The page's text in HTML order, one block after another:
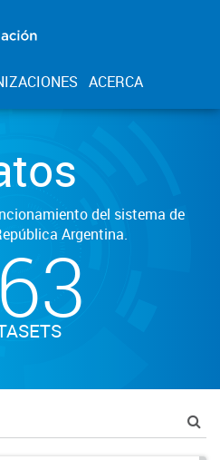
ACERCA
del sistema de
Argentina.